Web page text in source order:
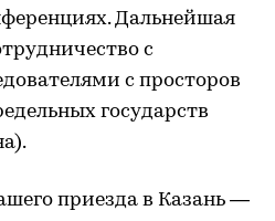
Дальнейшая
с
с просторов
государств
приезда в Казань —